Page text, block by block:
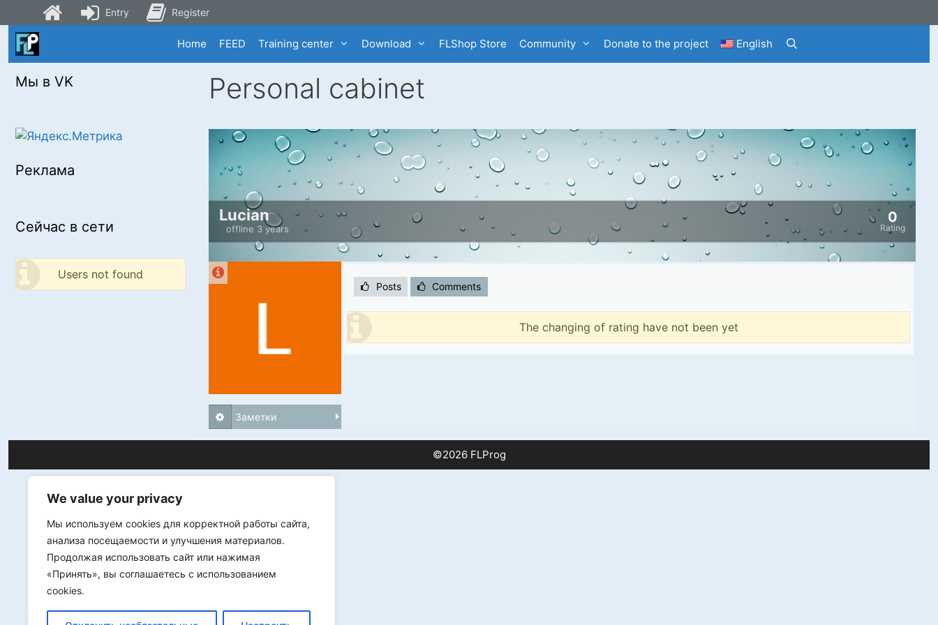
We value your privacy
Мы используем cookies для корректной работы сайта,
анализа посещаемости и улучшения материалов.
Продолжая использовать сайт или нажимая
«Принять», вы соглашаетесь с использованием
cookies.
Skip
Home FEED Training center Download FLShop Store Community Donate to the project English
Personal cabinet
Lucian
offline 3 years Rating
0
Заметки
Posts Comments
The changing of rating have not been yet
Мы в VK
Реклама
Сейчас в сети
Users not found
©2026 FLProg
Entry Register